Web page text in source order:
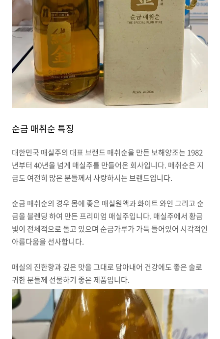
순금 매취순 특징
대한민국 매실주의 대표 브랜드 매취순을 만든 보해양조는 1982
년부터 40년을 넘게 매실주를 만들어온 회사입니다. 매취순은 지
금도 여전히 많은 분들께서 사랑하시는 브랜드입니다.
순금 매취순의 경우 몸에 좋은 매실원액과 화이트 와인 그리고 순
금을 블렌딩 하여 만든 프리미엄 매실주입니다. 매실주에서 황금
빛이 전체적으로 돌고 있으며 순금가루가 가득 들어있어 시각적인
아름다움을 선사합니다.
매실의 진한향과 깊은 맛을 그대로 담아내어 건강에도 좋은 술로
귀한 분들께 선물하기 좋은 제품입니다.